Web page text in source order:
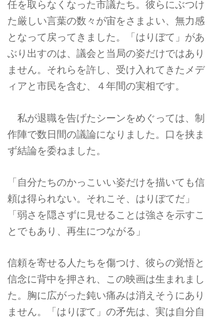
任を取らなくなった市議たち。彼らにぶつけ
た厳しい言葉の数々が宙をさまよい、無力感
となって戻ってきました。「はりぼて」があ
ぶり出すのは、議会と当局の姿だけではあり
ません。それらを許し、受け入れてきたメデ
ィアと市民を含む、４年間の実相です。
私が退職を告げたシーンをめぐっては、制
作陣で数日間の議論になりました。口を挟ま
ず結論を委ねました。
「自分たちのかっこいい姿だけを描いても信
頼は得られない。それこそ、はりぼてだ」
「弱さを隠さずに見せることは強さを示すこ
とでもあり、再生につながる」
信頼を寄せる人たちを傷つけ、彼らの覚悟と
信念に背中を押され、この映画は生まれまし
た。胸に広がった鈍い痛みは消えそうにあり
ません。「はりぼて」の矛先は、実は自分自